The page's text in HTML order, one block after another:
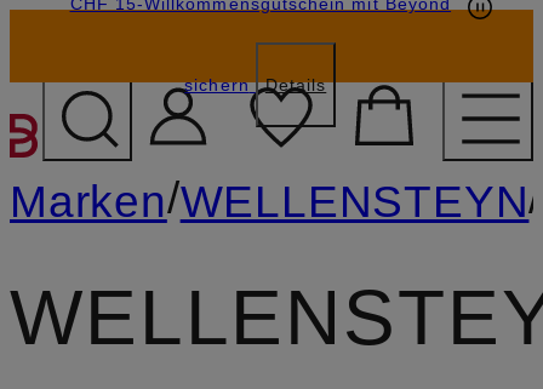
ZUM HAUPTINHALT
sichern Details
Marken/WELLENSTEYN/